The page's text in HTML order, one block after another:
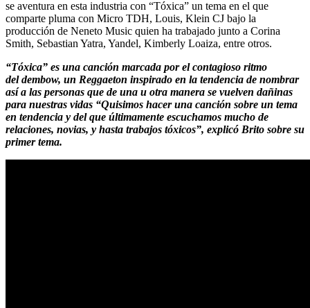
se aventura en esta industria con “Tóxica” un tema en el que
comparte pluma con Micro TDH, Louis, Klein CJ bajo la
producción de Neneto Music quien ha trabajado junto a Corina
Smith, Sebastian Yatra, Yandel, Kimberly Loaiza, entre otros.
“Tóxica” es una canción marcada por el contagioso ritmo
del dembow, un Reggaeton inspirado en la tendencia de nombrar
así a las personas que de una u otra manera se vuelven dañinas
para nuestras vidas “Quisimos hacer una canción sobre un tema
en tendencia y del que últimamente escuchamos mucho de
relaciones, novias, y hasta trabajos tóxicos”, explicó Brito sobre su
primer tema.